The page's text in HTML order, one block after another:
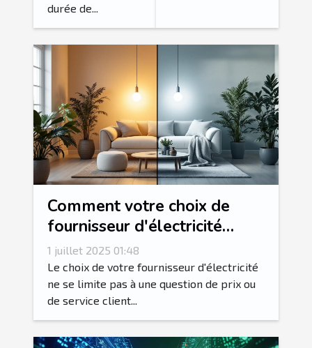
durée de...
Comment votre choix de
fournisseur d'électricité
impacte-t-il la transition
énergétique ?
1 juillet 2025 01:48
Le choix de votre fournisseur d'électricité
ne se limite pas à une question de prix ou
de service client...